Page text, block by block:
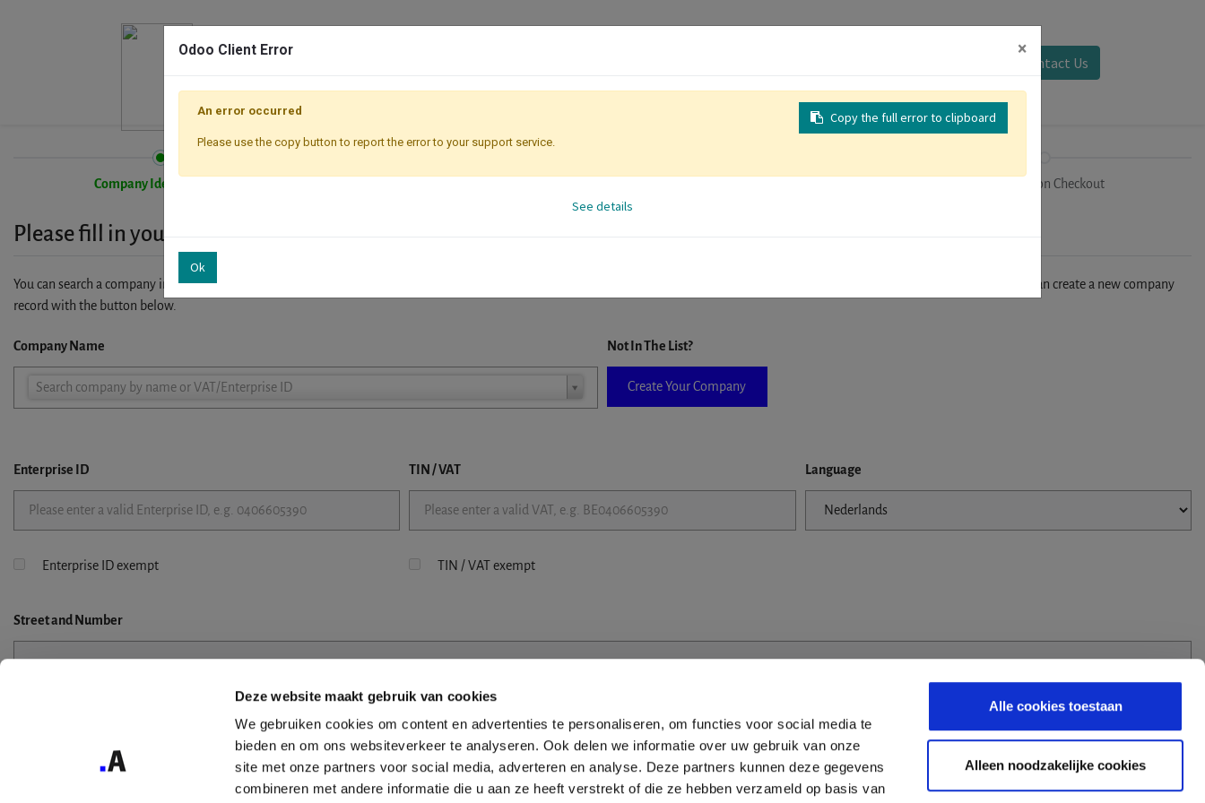
Deze website maakt gebruik van cookies
We gebruiken cookies om content en advertenties te personaliseren, om functies voor social media te
bieden en om ons websiteverkeer te analyseren. Ook delen we informatie over uw gebruik van onze
site met onze partners voor social media, adverteren en analyse. Deze partners kunnen deze gegevens
combineren met andere informatie die u aan ze heeft verstrekt of die ze hebben verzameld op basis van
Alle cookies toestaan
Alleen noodzakelijke cookies
Contact Us
Company Identification Registration Checkout
Please fill in your company details
You can search a company in our database by name, VAT or enterprise ID. When a company is selected it will auto-complete the form. If you don't find your company in our database, you can create a new company
record with the button below.
Company Name
Search company by name or VAT/Enterprise ID
Company
Not In The List?
Create Your Company
Enterprise ID TIN / VAT Language
Enterprise ID exempt TIN / VAT exempt
Streetand Number
Odoo Client Error ×
Copy the full error to clipboard
An error occurred
Please use the copy button to report the error to your support service.
See details
Ok